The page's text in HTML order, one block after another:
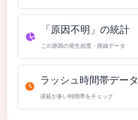
「原因不明」の統計
この原因の発生頻度・路線データ
ラッシュ時間帯データ
遅延が多い時間帯をチェック